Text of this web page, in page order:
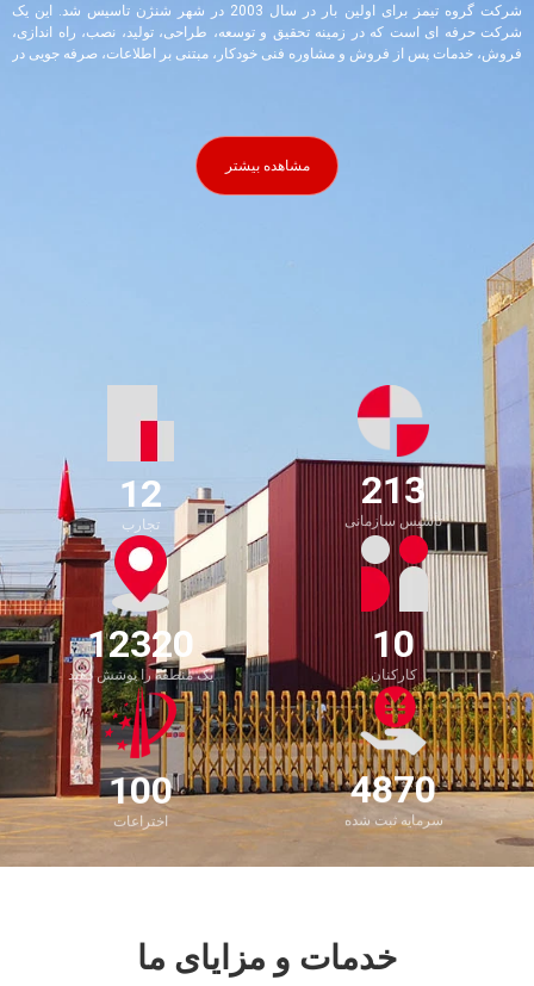
شرکت گروه تیمز برای اولین بار در سال 2003 در شهر شنژن تاسیس شد. این یک
شرکت حرفه ای است که در زمینه تحقیق و توسعه، طراحی، تولید، نصب، راه اندازی،
فروش، خدمات پس از فروش و مشاوره فنی خودکار، مبتنی بر اطلاعات، صرفه جویی در
با فناوری پیشرفته، واحد نایب رئیس انجمن صنعت مینای دندان چین، شرکت معیار انجمن
صنعت مینای دندان چین است...............مشاهده بیشتر
323
تأسیس سازمانی
22
تجارب
20
کارکنان
18400
یک منطقه را پوشش دهید
920
سرمایه ثبت شده
10
اختراعات
خدمات و مزایای ما